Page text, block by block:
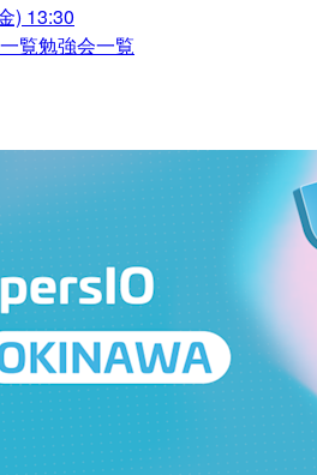
) 13:30
覧勉強会一覧